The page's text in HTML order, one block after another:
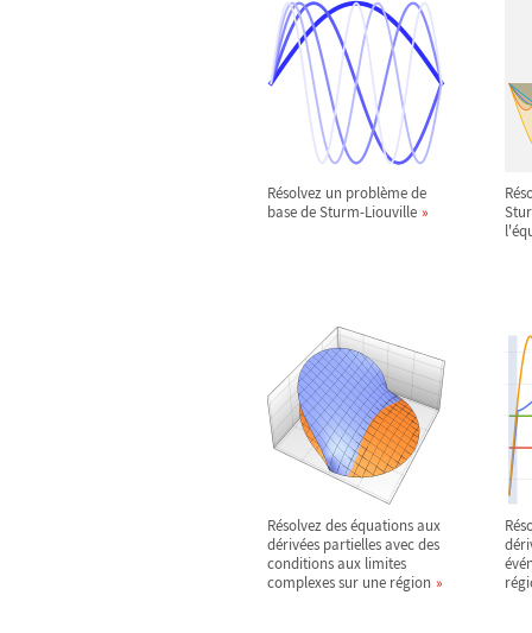
Résolvez un problème de
base de Sturm-Liouville
Résolvez des équations aux
dérivées partielles avec des
conditions aux limites
complexes sur une région